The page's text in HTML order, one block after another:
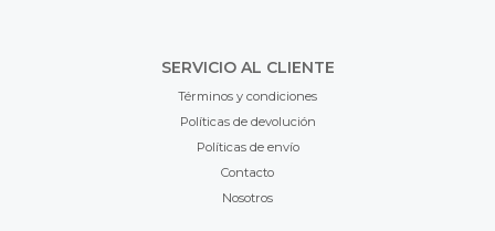
SERVICIO AL CLIENTE
Términos y condiciones
Políticas de devolución
Políticas de envío
Contacto
Nosotros